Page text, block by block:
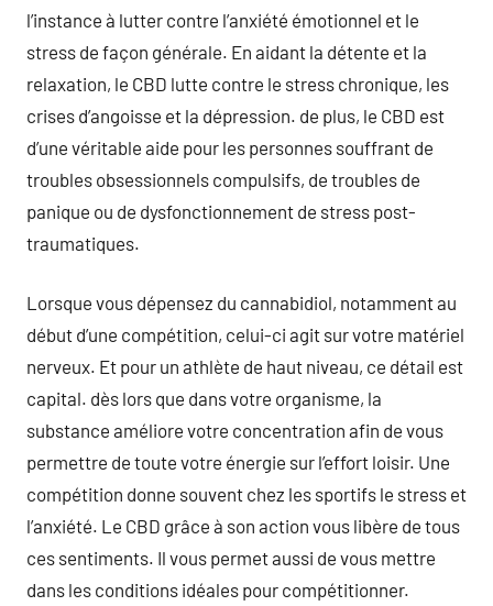
l’instance à lutter contre l’anxiété émotionnel et le
stress de façon générale. En aidant la détente et la
relaxation, le CBD lutte contre le stress chronique, les
crises d’angoisse et la dépression. de plus, le CBD est
d’une véritable aide pour les personnes souffrant de
troubles obsessionnels compulsifs, de troubles de
panique ou de dysfonctionnement de stress post-
traumatiques.
Lorsque vous dépensez du cannabidiol, notamment au
début d’une compétition, celui-ci agit sur votre matériel
nerveux. Et pour un athlète de haut niveau, ce détail est
capital. dès lors que dans votre organisme, la
substance améliore votre concentration afin de vous
permettre de toute votre énergie sur l’effort loisir. Une
compétition donne souvent chez les sportifs le stress et
l’anxiété. Le CBD grâce à son action vous libère de tous
ces sentiments. Il vous permet aussi de vous mettre
dans les conditions idéales pour compétitionner.